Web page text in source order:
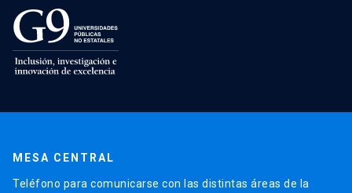
MESA CENTRAL
Teléfono para comunicarse con las distintas áreas de la